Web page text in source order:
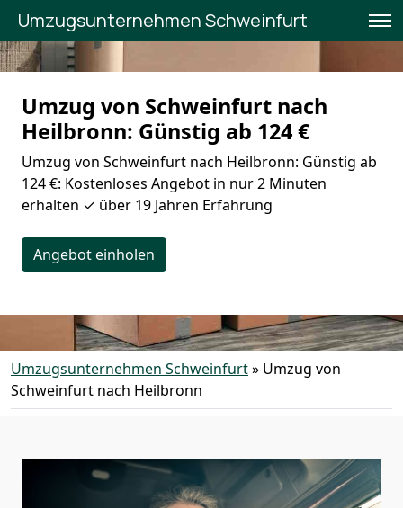
Umzugsunternehmen Schweinfurt
Umzug von Schweinfurt nach
Heilbronn: Günstig ab 124 €
Umzug von Schweinfurt nach Heilbronn: Günstig ab
124 €: Kostenloses Angebot in nur 2 Minuten
erhalten ✓ über 19 Jahren Erfahrung
Angebot einholen
Umzugsunternehmen Schweinfurt» Umzug von
Schweinfurt nach Heilbronn